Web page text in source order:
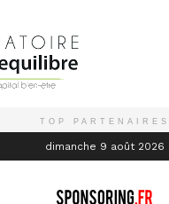
TOP PARTENAIRES
dimanche 9 août 2026